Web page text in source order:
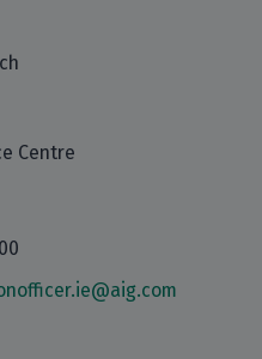
Centre